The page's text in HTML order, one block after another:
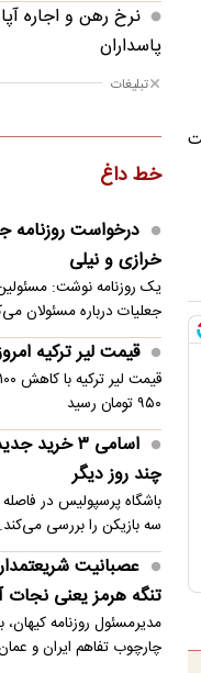
نرخ رهن و اجاره
پاسداران
قیمت دلار امروز پنجشنبه ۱۵
پایگاه محرمانه
قیمت لیر ترکیه امروز پنجشنبه
اسامی ۳
روز دیگر
عصبانیت
هرمز یعنی نجات آمریکا
تصویر؛ مرگ
صاعقه
تبلیغات
خط داغ
درخواست روزنامه
خرازی و نیلی
یک روزنامه نوشت: مسئولین
جعلیات درباره مسئولان
قیمت لیر ترکیه امروز
۹۵۰ تومان رسید
اسامی ۳
چند روز دیگر
باشگاه پرسپولیس در
سه بازیکن را بررسی می‌کند.
عصبانیت
تنگه هرمز یعنی نجات
مدیرمسئول روزنامه کیهان،
چارچوب تفاهم ایران و